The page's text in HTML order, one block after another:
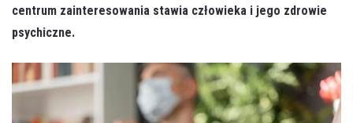
centrum zainteresowania stawia człowieka i jego zdrowie
psychiczne.